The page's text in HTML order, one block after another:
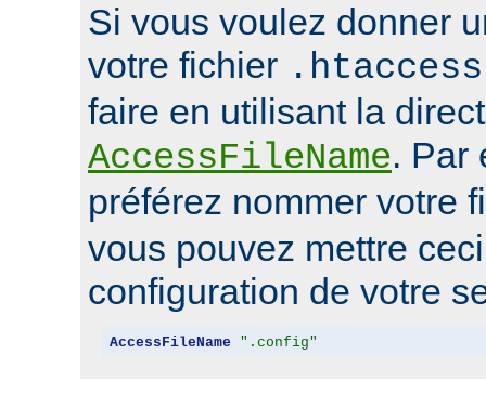
Si vous voulez donner
votre fichier .htaccess
faire en utilisant la
AccessFileName. Par
préférez nommer votre
vous pouvez mettre
configuration de votre
AccessFileName ".config"